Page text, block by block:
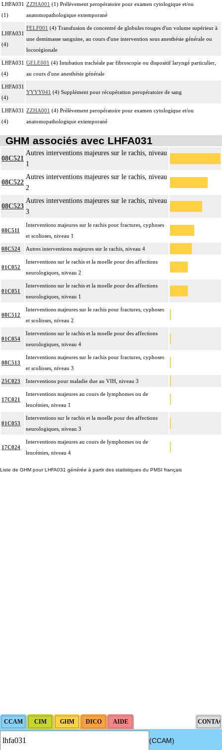
LHFA031
(1)
ZZHA001 (1) Prélèvement peropératoire pour examen cytologique et/ou
anatomopathologique extemporané
LHFA031
(4)
FELF001 (4) Transfusion de concentré de globules rouges d'un volume supérieur à
une demimasse sanguine, au cours d'une intervention sous anesthésie générale ou
locorégionale
LHFA031
(4)
GELE001 (4) Intubation trachéale par fibroscopie ou dispositif laryngé particulier,
au cours d'une anesthésie générale
LHFA031
(4)
YYYY041 (4) Supplément pour récupération peropératoire de sang
LHFA031
(4)
ZZHA001 (4) Prélèvement peropératoire pour examen cytologique et/ou
anatomopathologique extemporané
GHM associés avec LHFA031
08C521
Autres interventions majeures sur le rachis, niveau
1
08C522
Autres interventions majeures sur le rachis, niveau
2
08C523
Autres interventions majeures sur le rachis, niveau
3
08C511
Interventions majeures sur le rachis pour fractures, cyphoses
et scolioses, niveau 1
08C524 Autres interventions majeures sur le rachis, niveau 4
01C052
Interventions sur le rachis et la moelle pour des affections
neurologiques, niveau 2
01C051
Interventions sur le rachis et la moelle pour des affections
neurologiques, niveau 1
08C512
Interventions majeures sur le rachis pour fractures, cyphoses
et scolioses, niveau 2
01C054
Interventions sur le rachis et la moelle pour des affections
neurologiques, niveau 4
08C513
Interventions majeures sur le rachis pour fractures, cyphoses
et scolioses, niveau 3
25C023 Interventions pour maladie due au VIH, niveau 3
17C021
Interventions majeures au cours de lymphomes ou de
leucémies, niveau 1
01C053
Interventions sur le rachis et la moelle pour des affections
neurologiques, niveau 3
17C024
Interventions majeures au cours de lymphomes ou de
leucémies, niveau 4
Liste de GHM pour LHFA031 générée à partir des statistiques du PMSI français
(CCAM)